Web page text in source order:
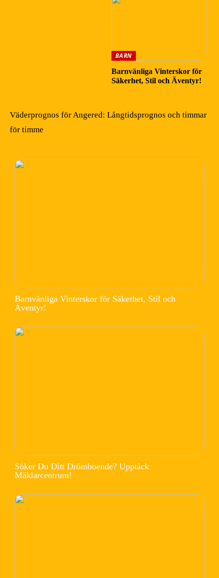
BARN
Barnvänliga Vinterskor för
Säkerhet, Stil och Äventyr!
Väderprognos för Angered: Långtidsprognos och timmar
för timme
Barnvänliga Vinterskor för Säkerhet, Stil och
Äventyr!
Söker Du Ditt Drömboende? Upptäck
Mäklarcentrum!